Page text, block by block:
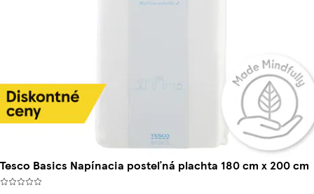
Tesco Basics Napínacia posteľná plachta 180 cm x 200 cm